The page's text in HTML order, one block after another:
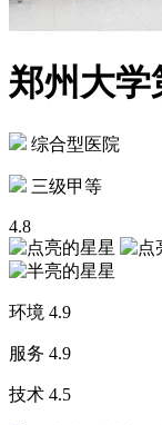
郑州大学
综合型医院
三级甲等
4.8
环境 4.9
服务 4.9
技术 4.5